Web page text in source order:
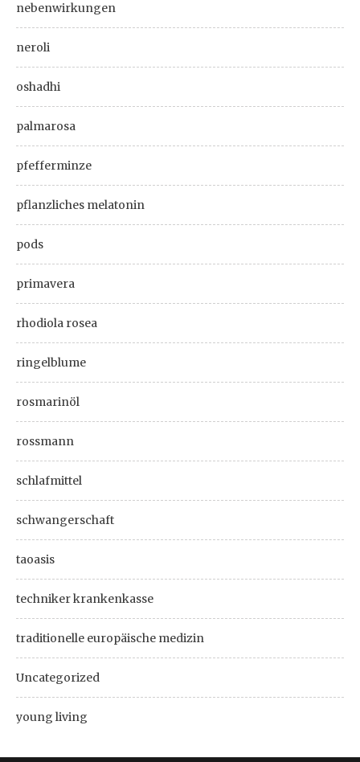
nebenwirkungen
neroli
oshadhi
palmarosa
pfefferminze
pflanzliches melatonin
pods
primavera
rhodiola rosea
ringelblume
rosmarinöl
rossmann
schlafmittel
schwangerschaft
taoasis
techniker krankenkasse
traditionelle europäische medizin
Uncategorized
young living